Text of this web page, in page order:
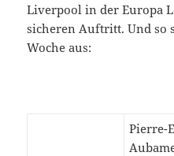
Liverpool in der Europa
sicheren Auftritt. Und so
Woche aus:
Pierre-